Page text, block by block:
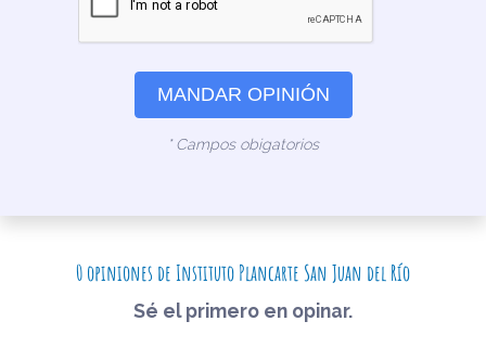
MANDAR OPINIÓN
* Campos obigatorios
0 opiniones de Instituto Plancarte San Juan del Río
Sé el primero en opinar.